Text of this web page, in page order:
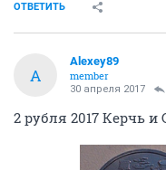
ОТВЕТИТЬ
A
Alexey89
member
30 апреля 2017
2 рубля 2017 Керчь и